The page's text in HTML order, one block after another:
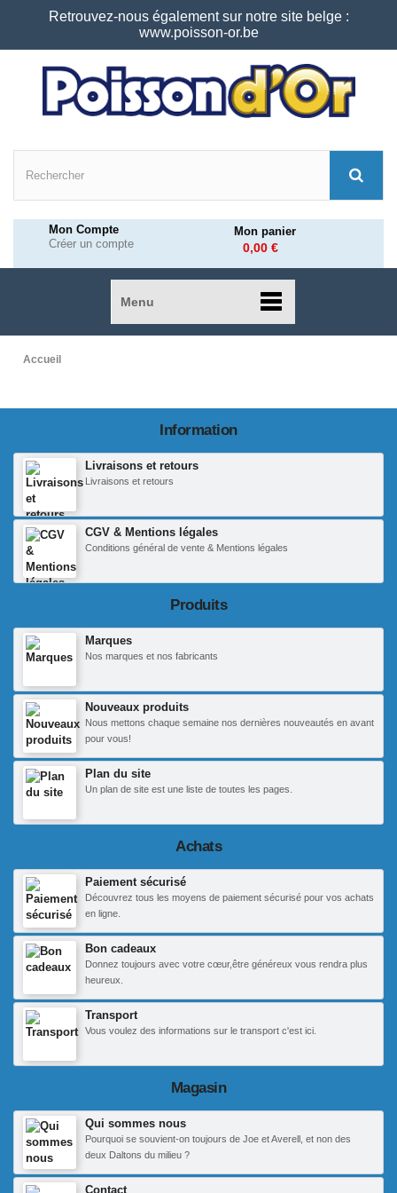
Retrouvez-nous également sur notre site belge :
www.poisson-or.be
Mon Compte
Créer un compte
Mon panier
0,00 €
Menu
Accueil
Information
Livraisons et retours
Livraisons et retours
CGV & Mentions légales
Conditions général de vente & Mentions légales
Produits
Marques
Nos marques et nos fabricants
Nouveaux produits
Nous mettons chaque semaine nos dernières nouveautés en avant
pour vous!
Plan du site
Un plan de site est une liste de toutes les pages.
Achats
Paiement sécurisé
Découvrez tous les moyens de paiement sécurisé pour vos achats
en ligne.
Bon cadeaux
Donnez toujours avec votre cœur,être généreux vous rendra plus
heureux.
Transport
Vous voulez des informations sur le transport c'est ici.
Magasin
Qui sommes nous
Pourquoi se souvient-on toujours de Joe et Averell, et non des
deux Daltons du milieu ?
Contact